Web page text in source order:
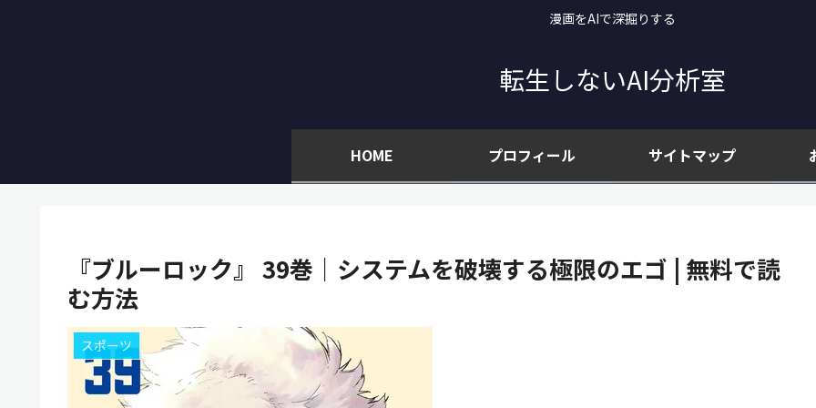
漫画をAIで深掘りする
転生しないAI分析室
HOME プロフィール サイトマップ
『ブルーロック』 39巻｜システムを破壊する極限のエゴ | 無料で読
む方法
スポーツ